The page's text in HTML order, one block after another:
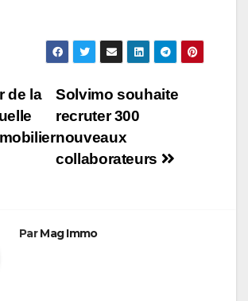
Solvimo souhaite
recruter 300
nouveaux
collaborateurs
de la
ParMag Immo